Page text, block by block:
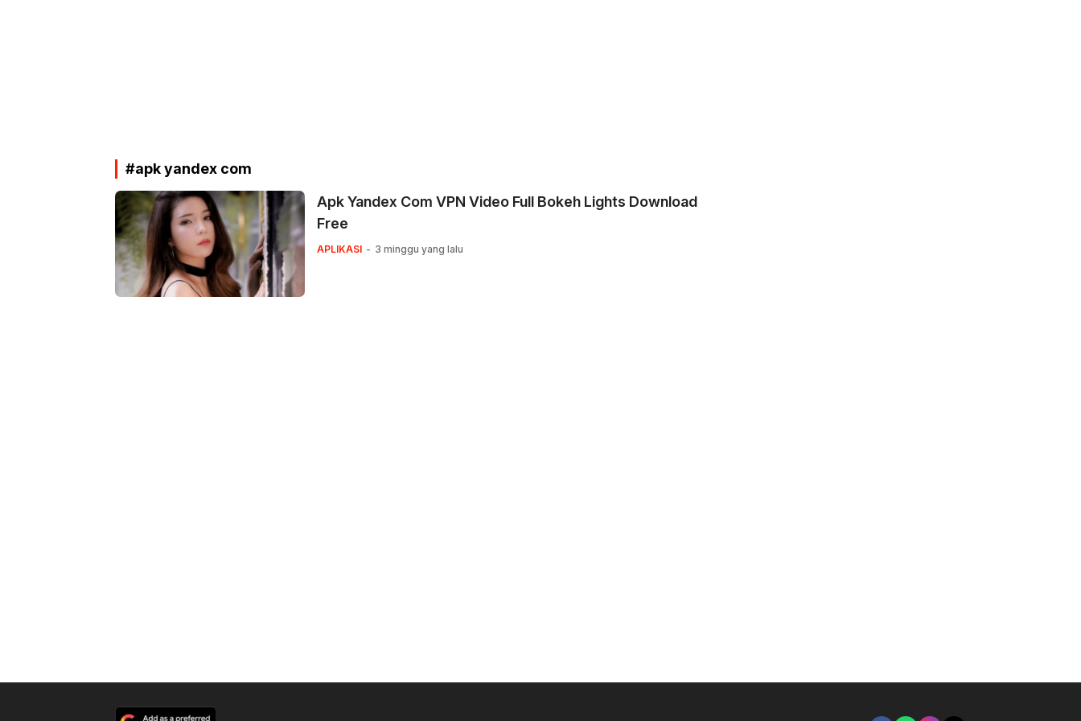
#apk yandex com
Apk Yandex Com VPN Video Full Bokeh Lights Download
Free
APLIKASI 3 minggu yang lalu